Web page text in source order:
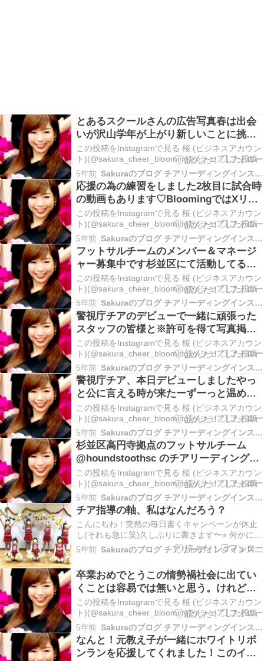
とあるスクールさんの広告写真春は出会
いが沢山学年が上がり新しいことに挑戦
する子供達はそれ...
この投稿をInstagramで見る 桜 (ビジネスアカウン
ト)(@sakura_cheer_blooming)がシェアした投稿
5年前
Sakuraのブログ チアリーディングインストラクターコーチ
応援の為の練習をしました2枚目に試合時
の動画もあります♡BloomingではXリー
グ2部...
この投稿をInstagramで見る 桜 (ビジネスアカウン
ト)(@sakura_cheer_blooming)がシェアした投稿
5年前
Sakuraのブログ チアリーディングインストラクターコーチ
フットサルチームのメンバー＆マネージ
ャー募集中です️杉並区にて活動してるハ
ウンドツゥースス...
この投稿をInstagramで見る 桜 (ビジネスアカウン
ト)(@sakura_cheer_blooming)がシェアした投稿
5年前
Sakuraのブログ チアリーディングインストラクターコーチ
警視庁チアのデビューで一緒に頑張った
スタッフの皆様と※許可を得て写真掲載
しています。前投稿...
この投稿をInstagramで見る 桜 (ビジネスアカウン
ト)(@sakura_cheer_blooming)がシェアした投稿
5年前
Sakuraのブログ チアリーディングインストラクターコーチ
警視庁チア、本日デビューしましたやっ
と公に言える時が来たーずーっと温めて
いました※許可を得...
この投稿をInstagramで見る 桜 (ビジネスアカウン
ト)(@sakura_cheer_blooming)がシェアした投稿
5年前
Sakuraのブログ チアリーディングインストラクターコーチ
杉並区高円寺拠点のフットサルチーム
@houndstoothsc のチアリーディング
ス...
この投稿をInstagramで見る 桜 (ビジネスアカウン
ト)(@sakura_cheer_blooming)がシェアした投稿
5年前
Sakuraのブログ チアリーディングインストラクターコーチ
チア指導の軸、私はなんだろう？
こんにちわ！突然の毎日書くキャンペーンが休止
し(それも急に笑)久しぶりに書きます〜⭐︎ 何かに追
われているわけではないので、無理なく、気まま
に仕事のことを書き続けられたら良いなあと思っ
先生とお話しし、実際の指導も見学させていただ
いて…
5年前 Sakuraのブログ チアリーディングインストラクターコーチ
卒業おめでとうこの情勢禍社会に出てい
くことは容易では無いと思う。けれど皆
ならぜったい大丈夫...
この投稿をInstagramで見る 桜 (ビジネスアカウン
ト)(@sakura_cheer_blooming)がシェアした投稿
5年前
Sakuraのブログ チアリーディングインストラクターコーチ
なんと！元教え子が一緒にホワイトリボ
ンランを応援してくれました！このイベ